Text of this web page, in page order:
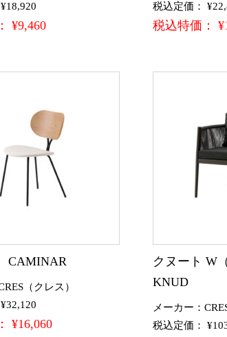
¥9,460
税込定価：
税込特価：
CAMINAR
（クレス）
¥16,060
クヌート W
KNUD
メーカー：
税込定価：